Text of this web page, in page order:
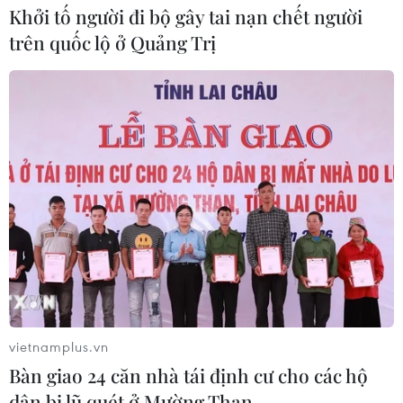
Lâm Đồng vào cao điểm vụ cá Nam,
ngư dân phấn khởi vươn khơi
Giá dầu tăng khi nhà đầu tư thận
trọng trước tình hình Trung Đông
06/08/2026 09:03
Giá vàng tăng phiên thứ tư liên tiếp,
chạm mức cao nhất trong 7 tuần
Khởi tố người đi bộ gây tai nạn chết người
trên quốc lộ ở Quảng Trị
vietnamplus.vn
Bàn giao 24 căn nhà tái định cư cho các hộ